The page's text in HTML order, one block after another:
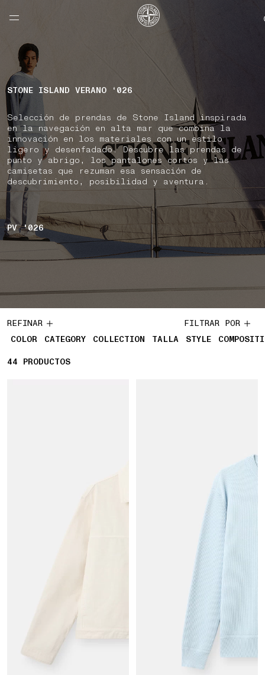
NAVIGATION.ARIA.GOTOMAINCONTENT
LABEL.SHOPPINGCOUNTRY ESTADOS UNIDOS
STONE ISLAND VERANO ‘026
Selección de prendas de Stone Island inspirada
en la navegación en alta mar que combina la
innovación en los materiales con un estilo
ligero y desenfadado. Descubre las prendas de
punto y abrigo, los pantalones cortos y las
camisetas que rezuman esa sensación de
descubrimiento, posibilidad y aventura.
PV '026
REFINAR
COLOR
CATEGORY COLLECTION TALLA STYLE
FILTRAR POR
44 44 PRODUCTOS
PRODUCTOS